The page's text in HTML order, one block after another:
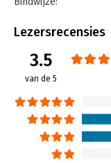
Uitgever:
Verschijningsdatum:
Hoofdrubriek:
Serie:
Lezersrecensies
3.5
van de 5